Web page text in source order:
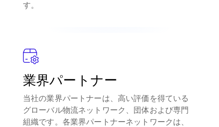
す。
業界パートナー
当社の業界パートナーは、高い評価を得ている
グローバル物流ネットワーク、団体および専門
組織です。各業界パートナーネットワークは、